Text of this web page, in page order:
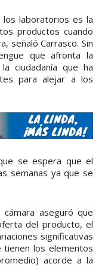
laboratorios es la
productos cuando
señaló Carrasco. Sin
que afronta la
ciudadanía que ha
para alejar a los
se espera que el
semanas ya que se
aseguró que
del producto, el
significativas
tienen los elementos
acorde a la